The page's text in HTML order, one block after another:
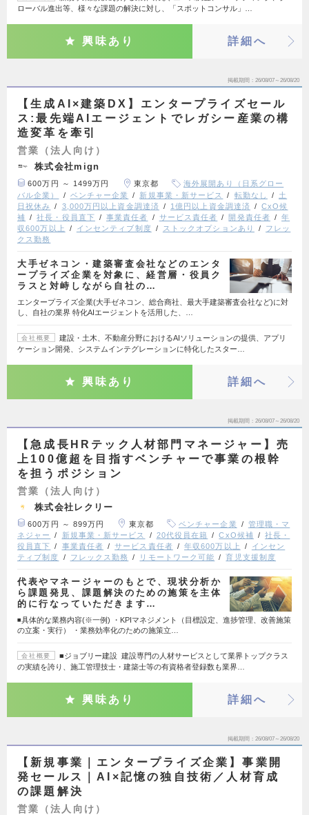
ローバル進出等、様々な課題の解決に対し、「スポットコンサル」…
興味あり 詳細へ
掲載期間 26/08/07～26/08/20
【生成AI×建築DX】エンタープライズセール
ス:最先端AIエージェントでレガシー産業の構
造変革を牽引
営業（法人向け）
株式会社mign
600万円 ～ 1499万円 東京都
海外展開あり（日系グロー
バル企業）
ベンチャー企業 新規事業・新サービス 転勤なし
土
日祝休み
3,000万円以上資金調達済 1億円以上資金調達済
CxO候
補
社長・役員直下 事業責任者 サービス責任者 開発責任者
年
収600万以上
インセンティブ制度 ストックオプションあり
フレッ
クス勤務
大手ゼネコン・建築審査会社などのエンタ
ープライズ企業を対象に、経営層・役員ク
ラスと対峙しながら自社の…
エンタープライズ企業(大手ゼネコン、総合商社、最大手建築審査会社など)に対
し、自社の業界 特化AIエージェントを活用した、…
会社概要
建設・土木、不動産分野におけるAIソリューションの提供、アプリ
ケーション開発、システムインテグレーションに特化したスター…
興味あり 詳細へ
掲載期間 26/08/07～26/08/20
【急成長HRテック人材部門マネージャー】売
上100億超を目指すベンチャーで事業の根幹
を担うポジション
営業（法人向け）
株式会社レクリー
600万円 ～ 899万円 東京都 ベンチャー企業
管理職・マ
ネジャー
新規事業・新サービス 20代役員在籍 CxO候補
社長・
役員直下
事業責任者 サービス責任者 年収600万以上
インセン
ティブ制度
フレックス勤務 リモートワーク可能 育児支援制度
代表やマネージャーのもとで、現状分析か
ら課題発見、課題解決のための施策を主体
的に行なっていただきます…
◾️具体的な業務内容(※一例) ・KPIマネジメント（目標設定、進捗管理、改善施策
の立案・実行） ・業務効率化のための施策立…
会社概要
■ジョブリー建設 建設専門の人材サービスとして業界トップクラス
の実績を誇り、施工管理技士・建築士等の有資格者登録数も業界…
興味あり 詳細へ
掲載期間 26/08/07～26/08/20
【新規事業｜エンタープライズ企業】事業開
発セールス｜AI×記憶の独自技術／人材育成
の課題解決
営業（法人向け）